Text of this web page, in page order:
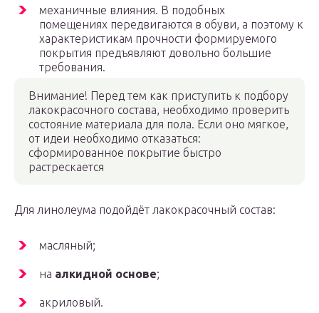
механичные влияния. В подобных
помещениях передвигаются в обуви, а поэтому к
характеристикам прочности формируемого
покрытия предъявляют довольно большие
требования.
Внимание! Перед тем как приступить к подбору
лакокрасочного состава, необходимо проверить
состояние материала для пола. Если оно мягкое,
от идеи необходимо отказаться:
сформированное покрытие быстро
растрескается
Для линолеума подойдёт лакокрасочный состав:
масляный;
на алкидной основе;
акриловый.